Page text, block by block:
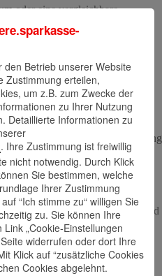
oder eine vergleichbare
hinsichtlich der privaten
auch der
mit
von Vorteil.
Fähigkeiten, Empathie und
Du hast Freude am Umgang
gerne im Team aus. Kollegialität
analytisches
dich gerne in juristischen und
Betrieb unserer Website
Zustimmung erteilen,
um z.B. zum Zwecke der
zu Ihrer Nutzung
Detaillierte Informationen zu
. Ihre Zustimmung ist freiwillig
nicht notwendig. Durch Klick
Sie bestimmen, welche
Ihrer Zustimmung
“Ich stimme zu“ willigen Sie
zu. Sie können Ihre
„Cookie-Einstellungen
widerrufen oder dort Ihre
Klick auf “zusätzliche Cookies
Cookies abgelehnt.